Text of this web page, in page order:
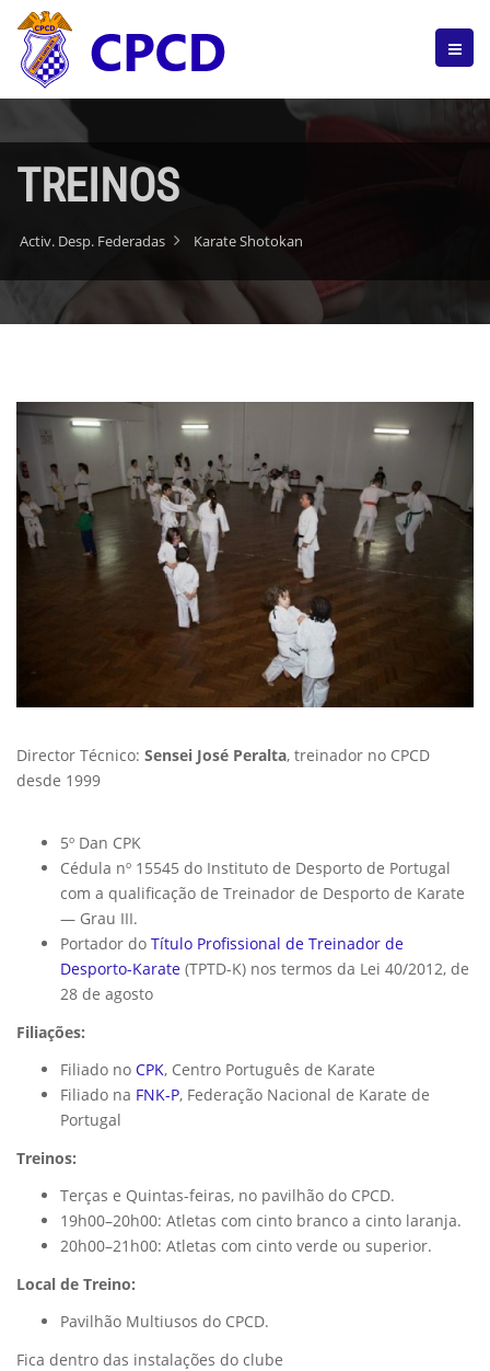
TREINOS
Activ. Desp. Federadas Karate Shotokan
Director Técnico: Sensei José Peralta, treinador no CPCD
desde 1999
5º Dan CPK
Cédula nº 15545 do Instituto de Desporto de Portugal
com a qualificação de Treinador de Desporto de Karate
— Grau III.
Portador do Título Profissional de Treinador de
Desporto-Karate (TPTD-K) nos termos da Lei 40/2012, de
28 de agosto
Filiações:
Filiado no CPK, Centro Português de Karate
Filiado na FNK-P, Federação Nacional de Karate de
Portugal
Treinos:
Terças e Quintas-feiras, no pavilhão do CPCD.
19h00–20h00: Atletas com cinto branco a cinto laranja.
20h00–21h00: Atletas com cinto verde ou superior.
Local de Treino:
Pavilhão Multiusos do CPCD.
Fica dentro das instalações do clube